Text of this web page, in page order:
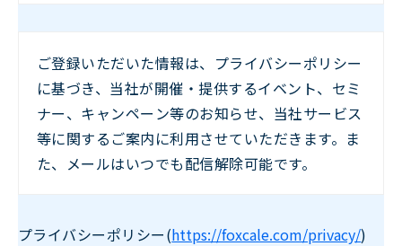
ご登録いただいた情報は、プライバシーポリシー
に基づき、当社が開催・提供するイベント、セミ
ナー、キャンペーン等のお知らせ、当社サービス
等に関するご案内に利用させていただきます。ま
た、メールはいつでも配信解除可能です。
プライバシーポリシー(https://foxcale.com/privacy/)